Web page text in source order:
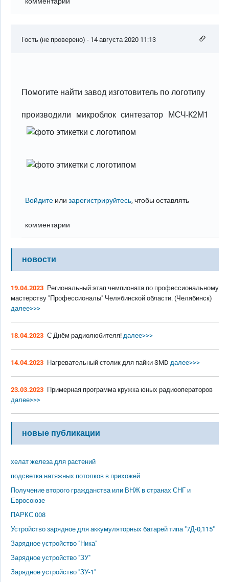
Гость (не проверено) - 14 августа 2020 11:13
Помогите найти завод изготовитель по логотипу
производили микроблок синтезатор МСЧ-К2М1
Войдите илизарегистрируйтесь, чтобы оставлять
комментарии
новости
19.04.2023 Региональный этап чемпионата по профессиональному
мастерству "Профессионалы" Челябинской области. (Челябинск)
далее>>>
18.04.2023 С Днём радиолюбителя! далее>>>
14.04.2023 Нагревательный столик для пайки SMD далее>>>
23.03.2023 Примерная программа кружка юных радиооператоров
далее>>>
новые публикации
хелат железа для растений
подсветка натяжных потолков в прихожей
Получение второго гражданства или ВНЖ в странах СНГ и
Евросоюзе
ПАРКС 008
Устройство зарядное для аккумуляторных батарей типа "7Д-0,115"
Зарядное устройство "Ника"
Зарядное устройство "ЗУ"
Зарядное устройство "ЗУ-1"